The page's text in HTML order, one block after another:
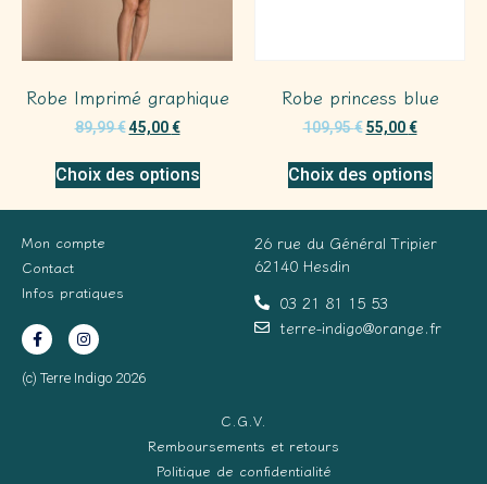
Robe Imprimé graphique
89,99€ 45,00€
Choix des options
Robe princess blue
109,95€ 55,00€
Choix des options
Mon compte
Contact
Infos pratiques
(c) Terre Indigo 2026
26 rue du Général Tripier
62140 Hesdin
03 21 81 15 53
terre-indigo@orange.fr
C.G.V.
Remboursements et retours
Politique de confidentialité